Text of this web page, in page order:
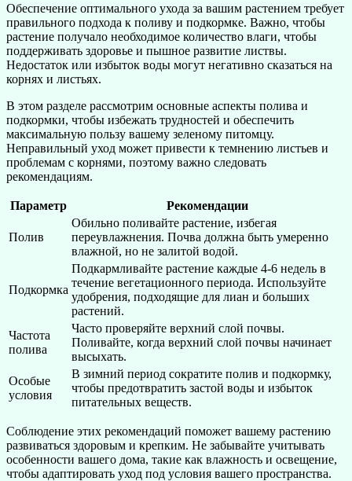
Обеспечение оптимального ухода за вашим растением требует
правильного подхода к поливу и подкормке. Важно, чтобы
растение получало необходимое количество влаги, чтобы
поддерживать здоровье и пышное развитие листвы.
Недостаток или избыток воды могут негативно сказаться на
корнях и листьях.
В этом разделе рассмотрим основные аспекты полива и
подкормки, чтобы избежать трудностей и обеспечить
максимальную пользу вашему зеленому питомцу.
Неправильный уход может привести к темнению листьев и
проблемам с корнями, поэтому важно следовать
рекомендациям.
Параметр Рекомендации
Полив
Обильно поливайте растение, избегая
переувлажнения. Почва должна быть умеренно
влажной, но не залитой водой.
Подкормка
Подкармливайте растение каждые 4-6 недель в
течение вегетационного периода. Используйте
удобрения, подходящие для лиан и больших
растений.
Частота
полива
Часто проверяйте верхний слой почвы.
Поливайте, когда верхний слой почвы начинает
высыхать.
Особые
условия
В зимний период сократите полив и подкормку,
чтобы предотвратить застой воды и избыток
питательных веществ.
Соблюдение этих рекомендаций поможет вашему растению
развиваться здоровым и крепким. Не забывайте учитывать
особенности вашего дома, такие как влажность и освещение,
чтобы адаптировать уход под условия вашего пространства.